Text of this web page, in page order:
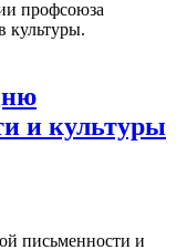
профсоюза
культуры.
и культуры